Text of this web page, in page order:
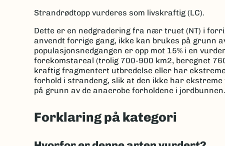
Strandrødtopp vurderes som livskraftig (LC).
Dette er en nedgradering fra nær truet (NT) i
anvendt forrige gang, ikke kan brukes på grunn
populasjonsnedgangen er opp mot 15% i en
forekomstareal (trolig 700-900 km2, beregnet
kraftig fragmentert utbredelse eller har
forhold i strandeng, slik at den ikke har
på grunn av de anaerobe forholdene i jordbunnen.
Forklaring på kategori